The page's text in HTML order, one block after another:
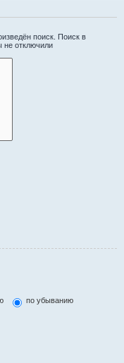
поиск. Поиск в
не отключили
по убыванию